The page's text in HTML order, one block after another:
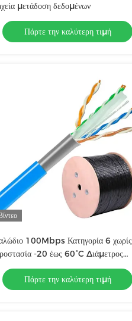
μετάδοση δεδομένων
Πάρτε την καλύτερη τιμή
100Mbps Κατηγορία 6 χωρίς
-20 έως 60°C Διάμετρος
23 AWG
Πάρτε την καλύτερη τιμή